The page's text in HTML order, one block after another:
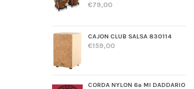
€79,00
CAJON CLUB SALSA 830114
€159,00
CORDA NYLON 6ª MI DADDARIO